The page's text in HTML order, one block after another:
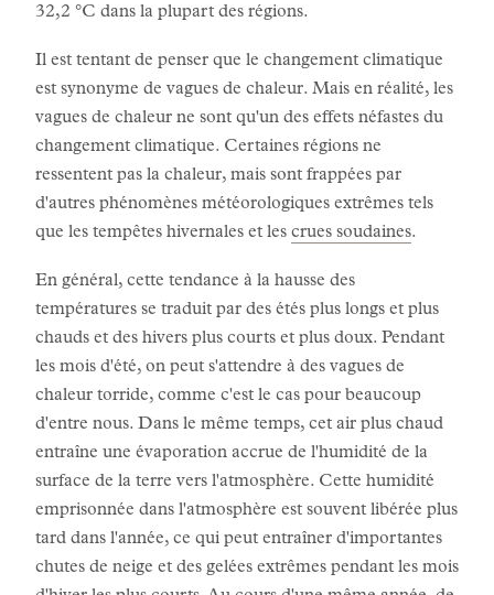
32,2 °C dans la plupart des régions.
Il est tentant de penser que le changement climatique
est synonyme de vagues de chaleur. Mais en réalité, les
vagues de chaleur ne sont qu'un des effets néfastes du
changement climatique. Certaines régions ne
ressentent pas la chaleur, mais sont frappées par
d'autres phénomènes météorologiques extrêmes tels
que les tempêtes hivernales et les crues soudaines.
En général, cette tendance à la hausse des
températures se traduit par des étés plus longs et plus
chauds et des hivers plus courts et plus doux. Pendant
les mois d'été, on peut s'attendre à des vagues de
chaleur torride, comme c'est le cas pour beaucoup
d'entre nous. Dans le même temps, cet air plus chaud
entraîne une évaporation accrue de l'humidité de la
surface de la terre vers l'atmosphère. Cette humidité
emprisonnée dans l'atmosphère est souvent libérée plus
tard dans l'année, ce qui peut entraîner d'importantes
chutes de neige et des gelées extrêmes pendant les mois